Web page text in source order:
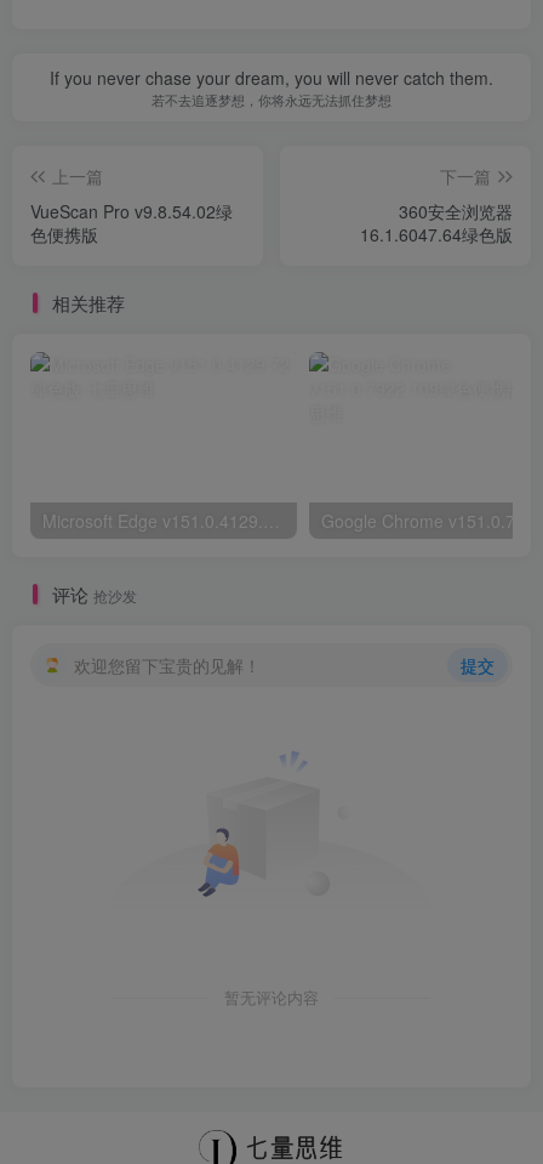
If you never chase your dream, you will never catch them.
若不去追逐梦想，你将永远无法抓住梦想
上一篇
VueScan Pro v9.8.54.02绿
色便携版
下一篇
360安全浏览器
16.1.6047.64绿色版
相关推荐
评论 抢沙发
欢迎您留下宝贵的见解！ 提交
暂无评论内容